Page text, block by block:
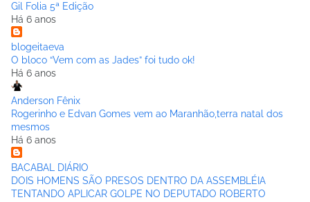
Gil Folia 5ª Edição
Há 6 anos
blogeitaeva
O bloco “Vem com as Jades” foi tudo ok!
Há 6 anos
Anderson Fênix
Rogerinho e Edvan Gomes vem ao Maranhão,terra natal dos
mesmos
Há 6 anos
BACABAL DIÁRIO
DOIS HOMENS SÃO PRESOS DENTRO DA ASSEMBLÉIA
TENTANDO APLICAR GOLPE NO DEPUTADO ROBERTO